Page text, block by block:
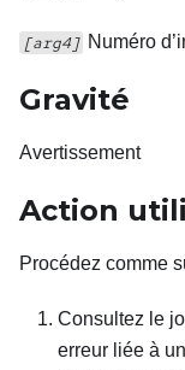
[arg4] Numéro
Gravité
Avertissement
Action
Procédez comme
Consultez le
erreur liée à